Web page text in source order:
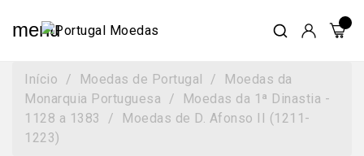
menu
Início Moedas de Portugal
Moedas da
Monarquia Portuguesa
Moedas da 1ª Dinastia -
1128 a 1383
Moedas de D. Afonso II (1211-
1223)